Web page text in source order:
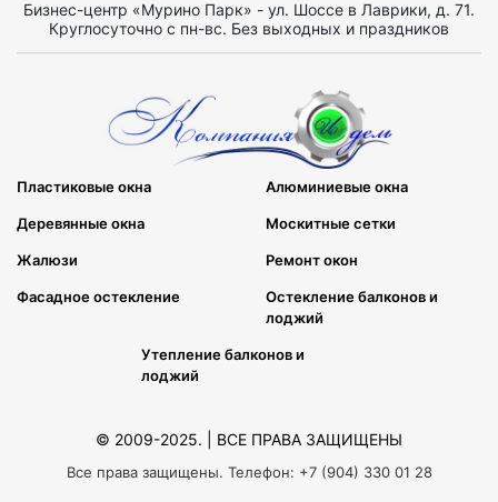
Бизнес-центр «Мурино Парк» - ул. Шоссе в Лаврики, д. 71.
Круглосуточно с пн-вс. Без выходных и праздников
Пластиковые окна Алюминиевые окна
Деревянные окна Москитные сетки
Жалюзи Ремонт окон
Фасадное остекление
Остекление балконов и
лоджий
Утепление балконов и
лоджий
© 2009-2025. | ВСЕ ПРАВА ЗАЩИЩЕНЫ
Все права защищены. Телефон: +7 (904) 330 01 28